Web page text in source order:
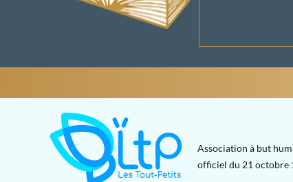
Association à but
officiel du 21 octobre